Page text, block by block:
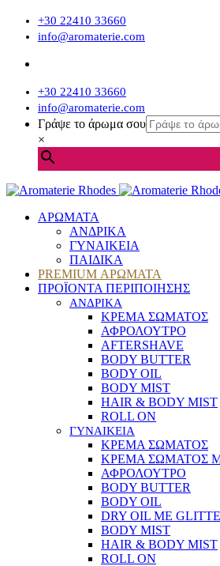
+30 22410 33660
info@aromaterie.com
+30 22410 33660
info@aromaterie.com
Γράψε το άρωμα σου
×
ΑΡΩΜΑΤΑ
ΑΝΔΡΙΚΑ
ΓΥΝΑΙΚΕΙΑ
ΠΑΙΔΙΚΑ
PREMIUM ΑΡΩΜΑΤΑ
ΠΡΟΪΟΝΤΑ ΠΕΡΙΠΟΙΗΣΗΣ
ΑΝΔΡΙΚΑ
ΚΡΕΜΑ ΣΩΜΑΤΟΣ
ΑΦΡΟΛΟΥΤΡΟ
AFTERSHAVE
BODY BUTTER
BODY OIL
BODY MIST
HAIR & BODY MIST
ROLL ON
ΓΥΝΑΙΚΕΙΑ
ΚΡΕΜΑ ΣΩΜΑΤΟΣ
ΚΡΕΜΑ ΣΩΜΑΤΟΣ
ΑΦΡΟΛΟΥΤΡΟ
BODY BUTTER
BODY OIL
DRY OIL ΜΕ
BODY MIST
HAIR & BODY MIST
ROLL ON